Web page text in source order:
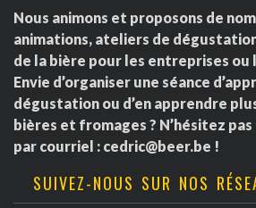
Nous animons et proposons de
animations, ateliers de
de la bière pour les entreprises
Envie d’organiser une séance
dégustation ou d’en apprendre
bières et fromages ? N’hésitez
par courriel : cedric@beer.be !
SUIVEZ-NOUS SUR NOS